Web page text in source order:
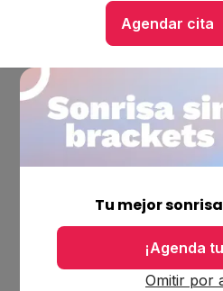
Agendar cita
Hablar con
Tu mejor
¡Agenda
Omitir por
Ubicaciones
Bolsa de trabajo